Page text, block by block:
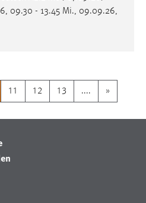
09.30 - 13.45 Mi., 09.09.26,
11 12 13 .... »